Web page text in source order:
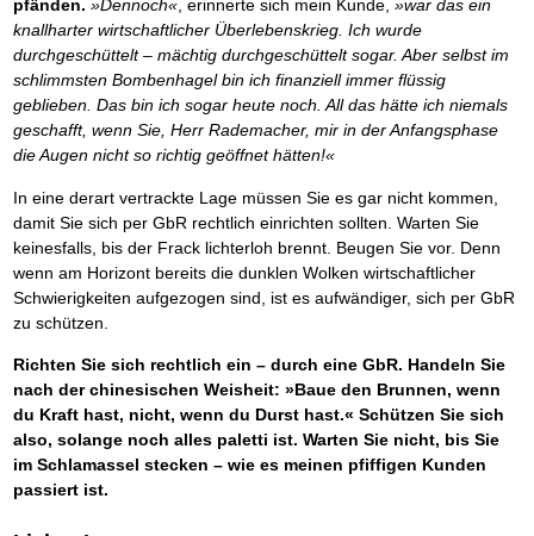
pfänden. »Dennoch«, erinnerte sich mein Kunde, »war das ein
knallharter wirtschaftlicher Überlebenskrieg. Ich wurde
durchgeschüttelt – mächtig durchgeschüttelt sogar. Aber selbst im
schlimmsten Bombenhagel bin ich finanziell immer flüssig
geblieben. Das bin ich sogar heute noch. All das hätte ich niemals
geschafft, wenn Sie, Herr Rademacher, mir in der Anfangsphase
die Augen nicht so richtig geöffnet hätten!«
In eine derart vertrackte Lage müssen Sie es gar nicht kommen,
damit Sie sich per GbR rechtlich einrichten sollten. Warten Sie
keinesfalls, bis der Frack lichterloh brennt. Beugen Sie vor. Denn
wenn am Horizont bereits die dunklen Wolken wirtschaftlicher
Schwierigkeiten aufgezogen sind, ist es aufwändiger, sich per GbR
zu schützen.
Richten Sie sich rechtlich ein – durch eine GbR. Handeln Sie
nach der chinesischen Weisheit: »Baue den Brunnen, wenn
du Kraft hast, nicht, wenn du Durst hast.« Schützen Sie sich
also, solange noch alles paletti ist. Warten Sie nicht, bis Sie
im Schlamassel stecken – wie es meinen pfiffigen Kunden
passiert ist.